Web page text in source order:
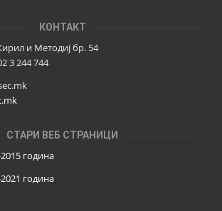
КОНТАКТ
и Методиј бр. 54
3 244 744
СТАРИ ВЕБ СТРАНИЦИ
година
година